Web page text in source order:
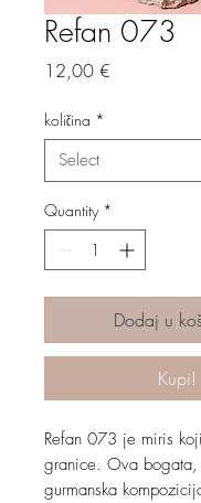
Refan 073
12,00 €
količina *
Quantity *
Dodaj u
Kupi!
Refan 073 je miris
granice. Ova bogata,
gurmanska